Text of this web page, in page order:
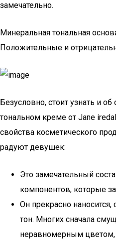
замечательно.
Минеральная тональная
Положительные и
Безусловно, стоит узнать и
тональном креме от Jane
свойства косметического
радуют девушек:
Это замечательный
компонентов, которые
Он прекрасно
тон. Многих сначала
неравномерным цветом,